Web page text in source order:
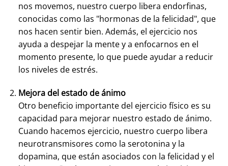
nos movemos, nuestro cuerpo libera endorfinas,
conocidas como las "hormonas de la felicidad", que
nos hacen sentir bien. Además, el ejercicio nos
ayuda a despejar la mente y a enfocarnos en el
momento presente, lo que puede ayudar a reducir
los niveles de estrés.
Mejora del estado de ánimo
Otro beneficio importante del ejercicio físico es su
capacidad para mejorar nuestro estado de ánimo.
Cuando hacemos ejercicio, nuestro cuerpo libera
neurotransmisores como la serotonina y la
dopamina, que están asociados con la felicidad y el